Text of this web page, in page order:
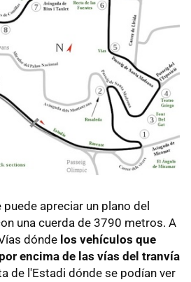
apreciar un plano del
una cuerda de 3790 metros. A
dónde los vehículos que
encima de las vías del tranvía
de l'Estadi dónde se podían ver